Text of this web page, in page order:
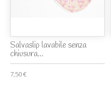
Salvaslip lavabile senza
chiusura...
7,50 €